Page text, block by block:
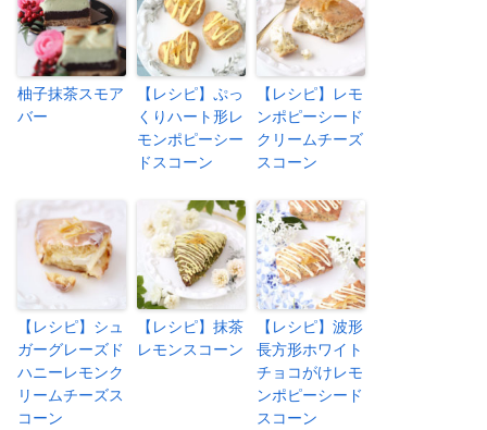
柚子抹茶スモア
バー
【レシピ】ぷっ
くりハート形レ
モンポピーシー
ドスコーン
【レシピ】レモ
ンポピーシード
クリームチーズ
スコーン
【レシピ】シュ
ガーグレーズド
ハニーレモンク
リームチーズス
コーン
【レシピ】抹茶
レモンスコーン
【レシピ】波形
長方形ホワイト
チョコがけレモ
ンポピーシード
スコーン